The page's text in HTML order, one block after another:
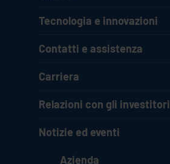
Tecnologia e innovazioni
Contatti e assistenza
Carriera
Relazioni con gli investitori
Notizie ed eventi
Azienda